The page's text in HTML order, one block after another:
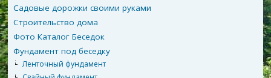
Садовые дорожки своими руками
Строительство дома
Фото Каталог Беседок
Фундамент под беседку
Ленточный фундамент